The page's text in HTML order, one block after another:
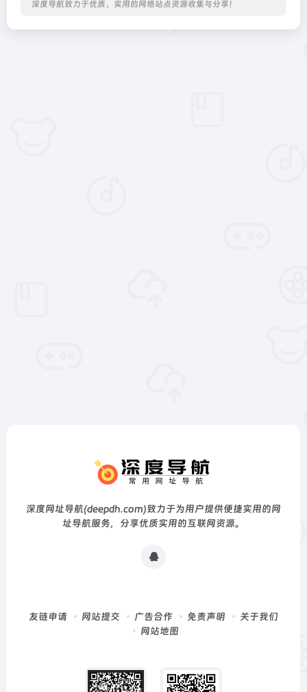
深度导航致力于优质、实用的网络站点资源收集与分享！
深度网址导航(deepdh.com)致力于为用户提供便捷实用的网
址导航服务，分享优质实用的互联网资源。
友链申请 网站提交 广告合作 免责声明
关于我们
网站地图